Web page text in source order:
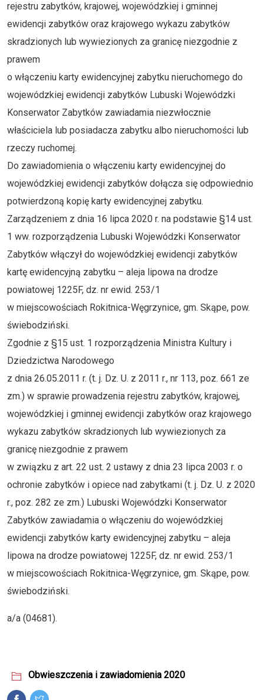
rejestru zabytków, krajowej, wojewódzkiej i gminnej
ewidencji zabytków oraz krajowego wykazu zabytków
skradzionych lub wywiezionych za granicę niezgodnie z
prawem
o włączeniu karty ewidencyjnej zabytku nieruchomego do
wojewódzkiej ewidencji zabytków Lubuski Wojewódzki
Konserwator Zabytków zawiadamia niezwłocznie
właściciela lub posiadacza zabytku albo nieruchomości lub
rzeczy ruchomej.
Do zawiadomienia o włączeniu karty ewidencyjnej do
wojewódzkiej ewidencji zabytków dołącza się odpowiednio
potwierdzoną kopię karty ewidencyjnej zabytku.
Zarządzeniem z dnia 16 lipca 2020 r. na podstawie §14 ust.
1 ww. rozporządzenia Lubuski Wojewódzki Konserwator
Zabytków włączył do wojewódzkiej ewidencji zabytków
kartę ewidencyjną zabytku – aleja lipowa na drodze
powiatowej 1225F, dz. nr ewid. 253/1
w miejscowościach Rokitnica-Węgrzynice, gm. Skąpe, pow.
świebodziński.
Zgodnie z §15 ust. 1 rozporządzenia Ministra Kultury i
Dziedzictwa Narodowego
z dnia 26.05.2011 r. (t. j. Dz. U. z 2011 r., nr 113, poz. 661 ze
zm.) w sprawie prowadzenia rejestru zabytków, krajowej,
wojewódzkiej i gminnej ewidencji zabytków oraz krajowego
wykazu zabytków skradzionych lub wywiezionych za
granicę niezgodnie z prawem
w związku z art. 22 ust. 2 ustawy z dnia 23 lipca 2003 r. o
ochronie zabytków i opiece nad zabytkami (t. j. Dz. U. z 2020
r., poz. 282 ze zm.) Lubuski Wojewódzki Konserwator
Zabytków zawiadamia o włączeniu do wojewódzkiej
ewidencji zabytków karty ewidencyjnej zabytku – aleja
lipowa na drodze powiatowej 1225F, dz. nr ewid. 253/1
w miejscowościach Rokitnica-Węgrzynice, gm. Skąpe, pow.
świebodziński.
a/a (04681).
Obwieszczenia i zawiadomienia 2020